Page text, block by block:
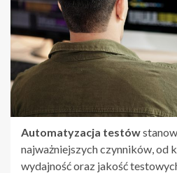
Automatyzacja testów
najważniejszych czynników, od
wydajność oraz jakość